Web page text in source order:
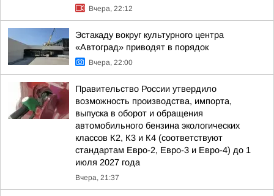
Вчера, 22:12
Эстакаду вокруг культурного центра
«Автоград» приводят в порядок
Вчера, 22:00
Правительство России утвердило
возможность производства, импорта,
выпуска в оборот и обращения
автомобильного бензина экологических
классов К2, К3 и К4 (соответствуют
стандартам Евро-2, Евро-3 и Евро-4) до 1
июля 2027 года
Вчера, 21:37